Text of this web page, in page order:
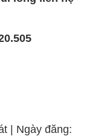
| Ngày đăng: